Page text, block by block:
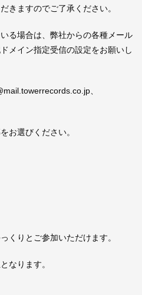
きますのでご了承ください。
る場合は、弊社からの各種メール
メイン指定受信の設定をお願いし
、
お選びください。
くりとご参加いただけます。
なります。